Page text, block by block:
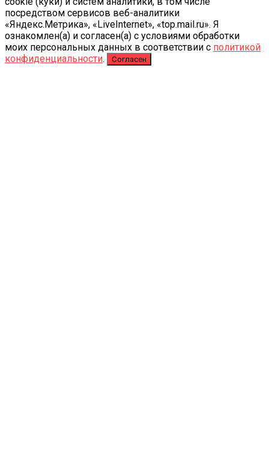
посредством сервисов веб-аналитики
«Яндекс.Метрика», «LiveInternet», «top.mail.ru». Я
ознакомлен(а) и согласен(а) с условиями обработки
моих персональных данных в соответствии с политикой
конфиденциальности. Согласен